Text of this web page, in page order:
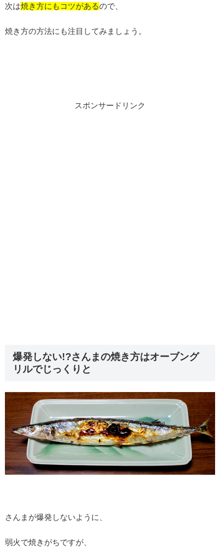
次は焼き方にもコツがあるので、
焼き方の方法にも注目してみましょう。
スポンサードリンク
爆発しない!?さんまの焼き方はオーブング
リルでじっくりと
さんまが爆発しないように、
弱火で焼きがちですが、